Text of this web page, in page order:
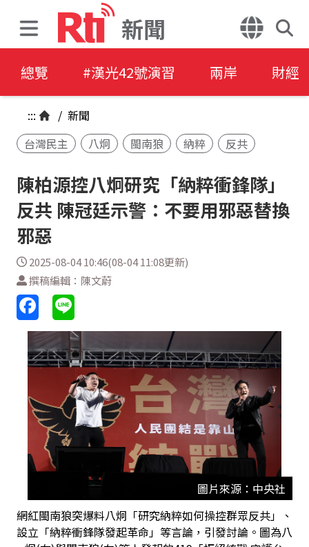
新聞
總覽 #漢光42號演習 兩岸 財經
::: / 新聞
台灣民主
八炯 閩南狼 納粹 反共
陳柏源控八炯研究「納粹衝鋒隊」
反共 陳冠廷示警：不要用邪惡替換
邪惡
2025-08-04 10:46(08-04 11:08更新)
撰稿編輯：陳文蔚
圖片來源：中央社
網紅閩南狼突爆料八炯「研究納粹如何操控群眾反共」、
設立「納粹衝鋒隊發起革命」等言論，引發討論。圖為八